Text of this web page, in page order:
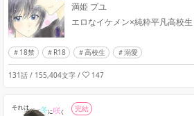
満姫 プユ
18禁 R18 高校生 溺愛
131話 / 155,404文字 / 147
完結